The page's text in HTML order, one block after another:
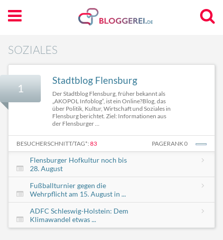
SOZIALES
1
Stadtblog Flensburg
Der Stadtblog Flensburg, früher bekannt als
„AKOPOL Infoblog“, ist ein Online?Blog, das
über Politik, Kultur, Wirtschaft und Soziales in
Flensburg berichtet. Ziel: Informationen aus
der Flensburger ...
BESUCHERSCHNITT/TAG*: 83 PAGERANK 0
Flensburger Hofkultur noch bis
28. August
Fußballturnier gegen die
Wehrpflicht am 15. August in ...
ADFC Schleswig-Holstein: Dem
Klimawandel etwas ...